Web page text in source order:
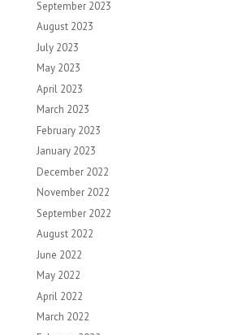
September 2023
August 2023
July 2023
May 2023
April 2023
March 2023
February 2023
January 2023
December 2022
November 2022
September 2022
August 2022
June 2022
May 2022
April 2022
March 2022